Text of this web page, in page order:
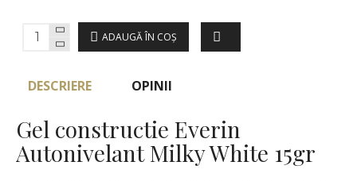
ADAUGĂ ÎN COŞ
DESCRIERE OPINII
Gel constructie Everin
Autonivelant Milky White 15gr